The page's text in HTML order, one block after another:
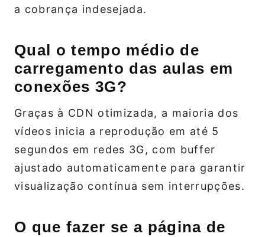
a cobrança indesejada.
Qual o tempo médio de
carregamento das aulas em
conexões 3G?
Graças à CDN otimizada, a maioria dos
vídeos inicia a reprodução em até 5
segundos em redes 3G, com buffer
ajustado automaticamente para garantir
visualização contínua sem interrupções.
O que fazer se a página de